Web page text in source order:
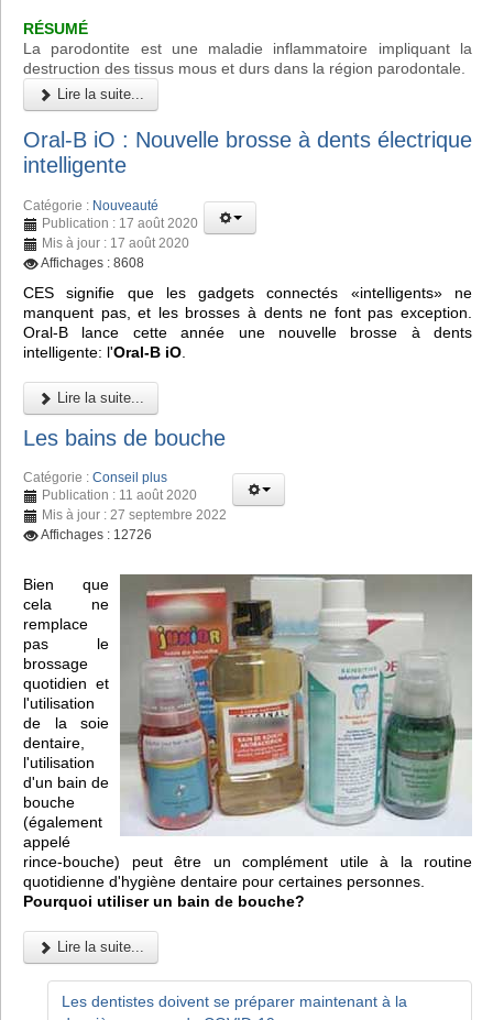
RÉSUMÉ
La parodontite est une maladie inflammatoire impliquant la
destruction des tissus mous et durs dans la région parodontale.
Lire la suite...
Oral-B iO : Nouvelle brosse à dents électrique
intelligente
Catégorie : Nouveauté
Publication : 17 août 2020
Mis à jour : 17 août 2020
Affichages : 8608
CES signifie que les gadgets connectés «intelligents» ne
manquent pas, et les brosses à dents ne font pas exception.
Oral-B lance cette année une nouvelle brosse à dents
intelligente: l'Oral-B iO
Lire la suite...
Les bains de bouche
Catégorie : Conseil plus
Publication : 11 août 2020
Mis à jour : 27 septembre 2022
Affichages : 12726
Bien que
cela ne
remplace
pas le
brossage
quotidien et
l'utilisation
de la soie
dentaire,
l'utilisation
d'un bain de
bouche
(également
appelé
rince-bouche) peut être un complément utile à la routine
quotidienne d'hygiène dentaire pour certaines personnes.
Pourquoi utiliser un bain de bouche?
Lire la suite...
Les dentistes doivent se préparer maintenant à la